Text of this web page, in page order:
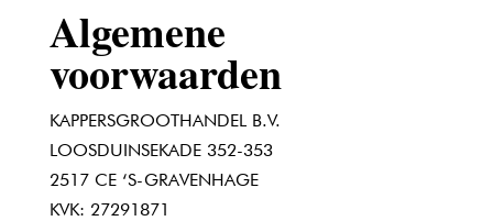
Algemene
voorwaarden
KAPPERSGROOTHANDEL B.V.
LOOSDUINSEKADE 352-353
2517 CE ‘S-GRAVENHAGE
KVK: 27291871